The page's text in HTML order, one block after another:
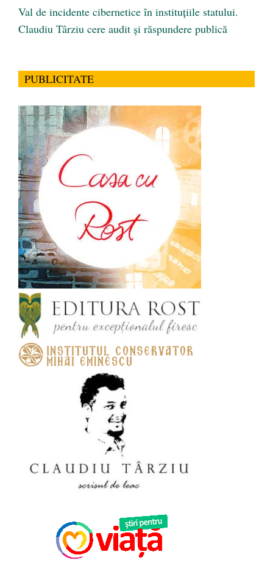
Val de incidente cibernetice în instituțiile statului.
Claudiu Târziu cere audit și răspundere publică
PUBLICITATE